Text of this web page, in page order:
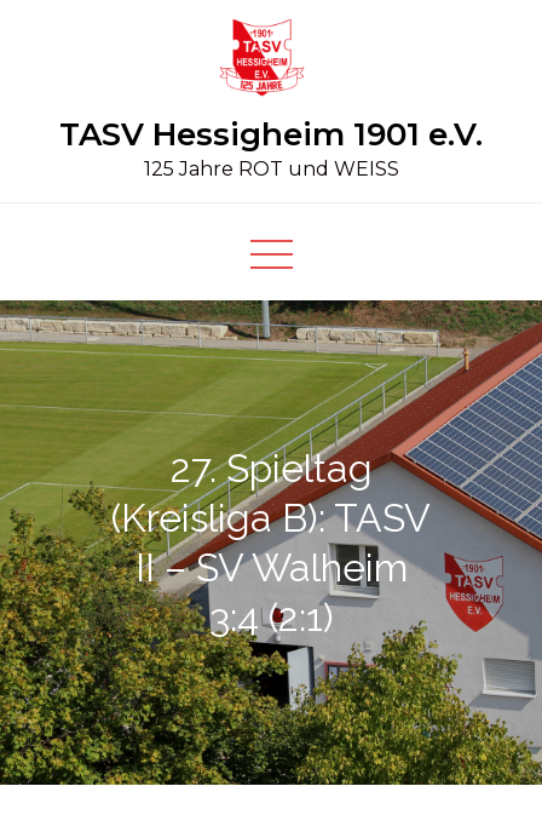
TASV Hessigheim 1901 e.V.
125 Jahre ROT und WEISS
27. Spieltag
(Kreisliga B): TASV
II – SV Walheim
3:4 (2:1)